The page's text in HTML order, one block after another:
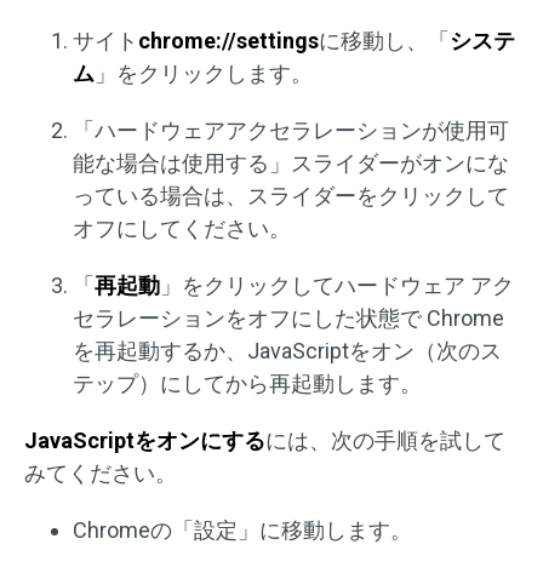
サイト chrome://settingsに移動し、「 システ
ム 」をクリックします。
「ハードウェアアクセラレーションが使用可
能な場合は使用する」スライダーがオンにな
っている場合は、スライダーをクリックして
オフにしてください。
「 再起動 」をクリックしてハードウェア アク
セラレーションをオフにした状態で Chrome
を再起動するか、JavaScriptをオン（次のス
テップ）にしてから再起動します。
JavaScriptをオンにするには、次の手順を試して
みてください。
Chromeの「設定」に移動します。